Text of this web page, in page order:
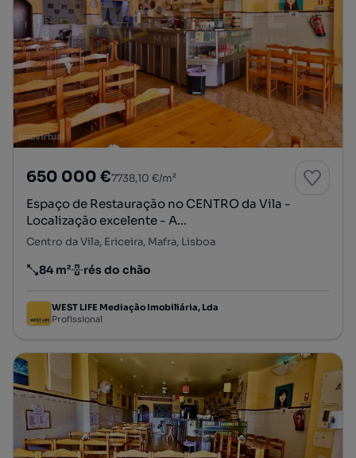
650 000 €7738,10 €/m²
Espaço de Restauração no CENTRO da Vila -
Localização excelente - A...
Centro da Vila, Ericeira, Mafra, Lisboa
Preço por metro quadrado
84 m²
Andar rés do chão
WEST LIFE Mediação Imobiliária, Lda
Profissional